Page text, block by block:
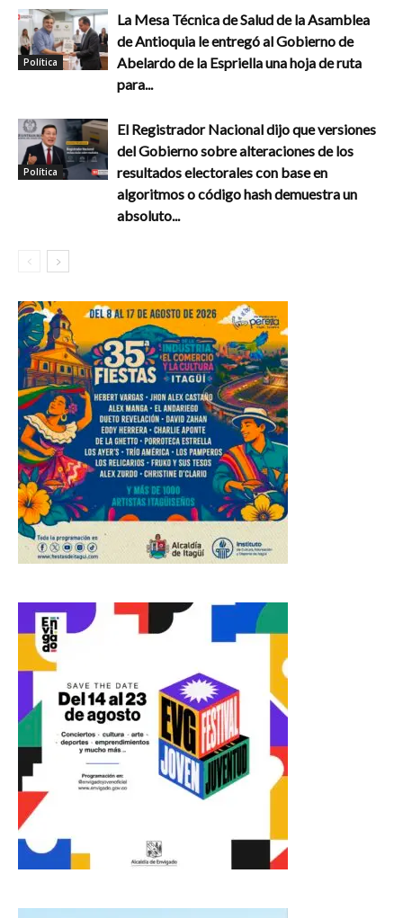
Política
La Mesa Técnica de Salud de la Asamblea
de Antioquia le entregó al Gobierno de
Abelardo de la Espriella una hoja de ruta
para...
Política
El Registrador Nacional dijo que versiones
del Gobierno sobre alteraciones de los
resultados electorales con base en
algoritmos o código hash demuestra un
absoluto...